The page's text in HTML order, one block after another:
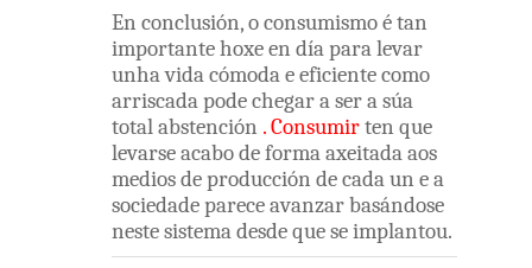
En conclusión,oconsumismoétan
importantehoxeen díaparalevar
unhavidacómodaeeficientecomo
arriscadapodechegaraserasúa
totalabstención .Consumirten que
levarse acabodeformaaxeitadaaos
mediosdeproducción decadaun ea
sociedadepareceavanzarbasándose
nestesistemadesdequeseimplantou.